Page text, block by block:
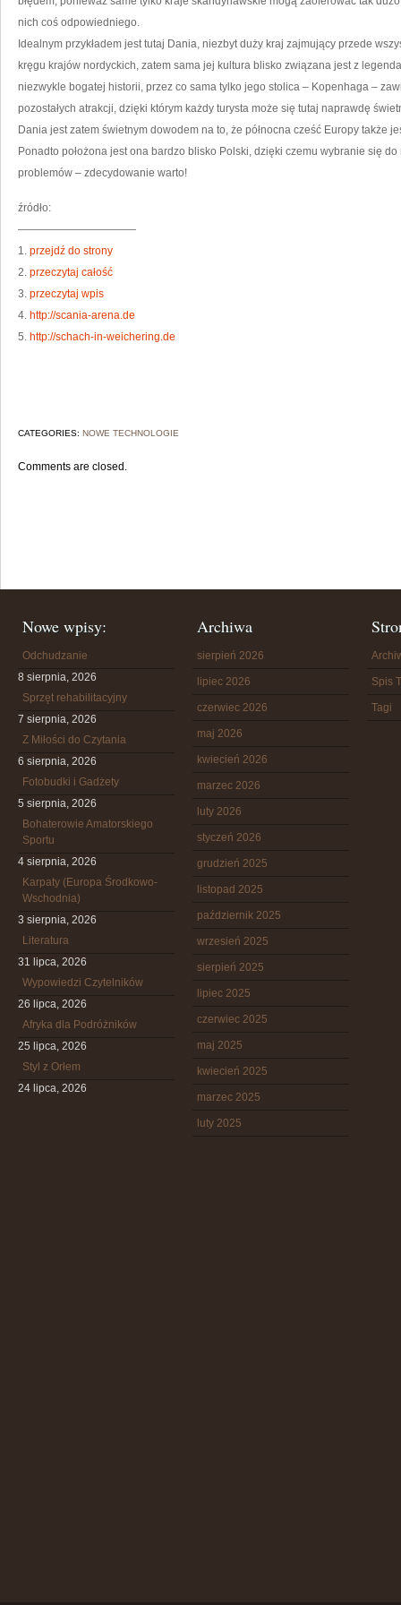
nich coś odpowiedniego.
Idealnym przykładem jest tutaj Dania, niezbyt duży kraj zajmujący przede
kręgu krajów nordyckich, zatem sama jej kultura blisko związana jest z
niezwykle bogatej historii, przez co sama tylko jego stolica – Kopenhaga –
pozostałych atrakcji, dzięki którym każdy turysta może się tutaj naprawdę
Dania jest zatem świetnym dowodem na to, że północna cześć Europy także
Ponadto położona jest ona bardzo blisko Polski, dzięki czemu wybranie się
problemów – zdecydowanie warto!
źródło:
———————————
1. przejdź do strony
2. przeczytaj całość
3. przeczytaj wpis
4. http://scania-arena.de
5. http://schach-in-weichering.de
CATEGORIES: NOWE TECHNOLOGIE
Comments are closed.
Nowe wpisy:
Odchudzanie
8 sierpnia, 2026
Sprzęt rehabilitacyjny
7 sierpnia, 2026
Z Miłości do Czytania
6 sierpnia, 2026
Fotobudki i Gadżety
5 sierpnia, 2026
Bohaterowie Amatorskiego
Sportu
4 sierpnia, 2026
Karpaty (Europa Środkowo-
Wschodnia)
3 sierpnia, 2026
Literatura
31 lipca, 2026
Wypowiedzi Czytelników
26 lipca, 2026
Afryka dla Podróżników
25 lipca, 2026
Styl z Orłem
24 lipca, 2026
Archiwa
sierpień 2026
lipiec 2026
czerwiec 2026
maj 2026
kwiecień 2026
marzec 2026
luty 2026
styczeń 2026
grudzień 2025
listopad 2025
październik 2025
wrzesień 2025
sierpień 2025
lipiec 2025
czerwiec 2025
maj 2025
kwiecień 2025
marzec 2025
luty 2025
Spis
Tagi